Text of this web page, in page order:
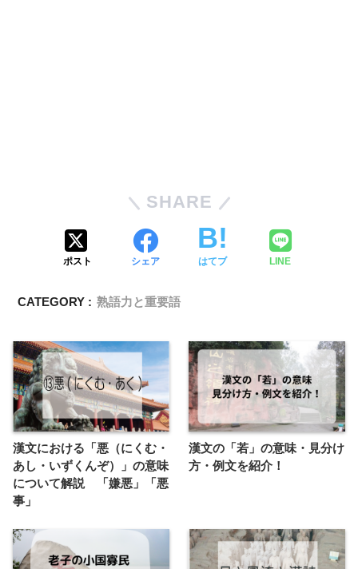
SHARE
ポスト シェア はてブ LINE
CATEGORY : 熟語力と重要語
漢文における「悪（にくむ・
あし・いずくんぞ）」の意味
について解説 「嫌悪」「悪
事」
漢文の「若」の意味・見分け
方・例文を紹介！